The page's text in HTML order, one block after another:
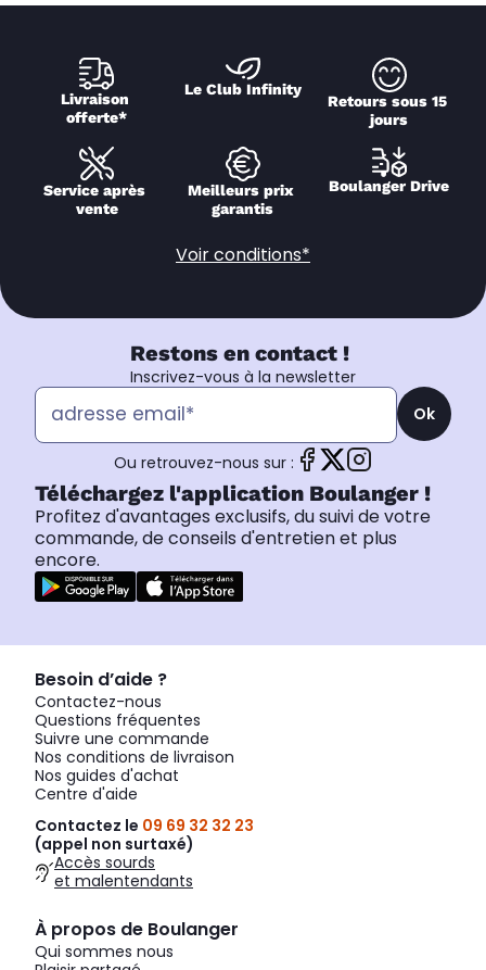
Livraison
offerte*
Le Club Infinity
Retours sous 15
jours
Service après
vente
Meilleurs prix
garantis
Boulanger Drive
Voir conditions*
Restons en contact !
Inscrivez-vous à la newsletter
Ok
Ou retrouvez-nous sur :
Téléchargez l'application Boulanger !
Profitez d'avantages exclusifs, du suivi de votre
commande, de conseils d'entretien et plus
encore.
Besoin d’aide ?
Contactez-nous
Questions fréquentes
Suivre une commande
Nos conditions de livraison
Nos guides d'achat
Centre d'aide
Contactez le 09 69 32 32 23
(appel non surtaxé)
Accès sourds
et malentendants
À propos de Boulanger
Qui sommes nous